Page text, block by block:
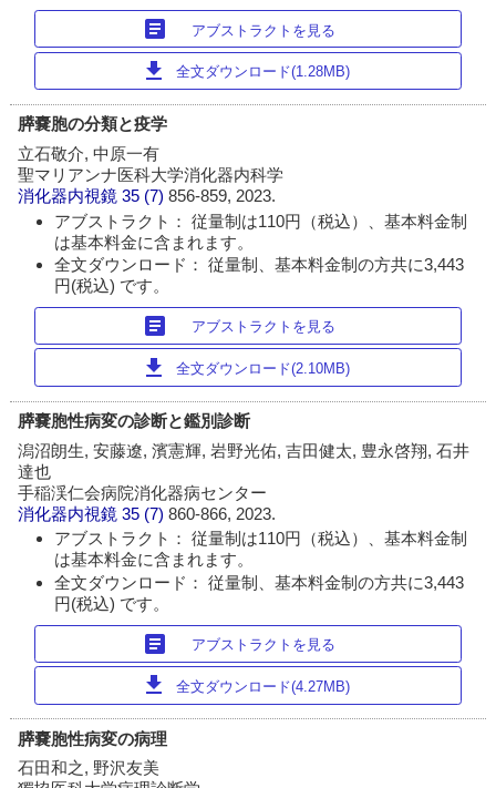
article アブストラクトを見る
download 全文ダウンロード(1.28MB)
膵嚢胞の分類と疫学
立石敬介, 中原一有
聖マリアンナ医科大学消化器内科学
消化器内視鏡 35 (7)856-859, 2023.
アブストラクト： 従量制は110円（税込）、基本料金制
は基本料金に含まれます。
全文ダウンロード： 従量制、基本料金制の方共に3,443
円(税込) です。
article アブストラクトを見る
download 全文ダウンロード(2.10MB)
膵嚢胞性病変の診断と鑑別診断
潟沼朗生, 安藤遼, 濱憲輝, 岩野光佑, 吉田健太, 豊永啓翔, 石井
達也
手稲渓仁会病院消化器病センター
消化器内視鏡 35 (7)860-866, 2023.
アブストラクト： 従量制は110円（税込）、基本料金制
は基本料金に含まれます。
全文ダウンロード： 従量制、基本料金制の方共に3,443
円(税込) です。
article アブストラクトを見る
download 全文ダウンロード(4.27MB)
膵嚢胞性病変の病理
石田和之, 野沢友美